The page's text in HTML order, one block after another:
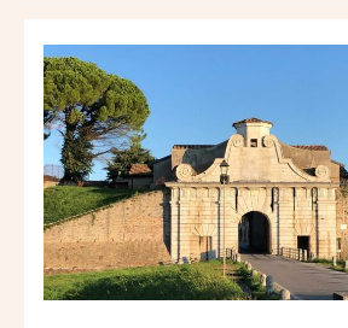
STERNSTADT
PALMANOVA